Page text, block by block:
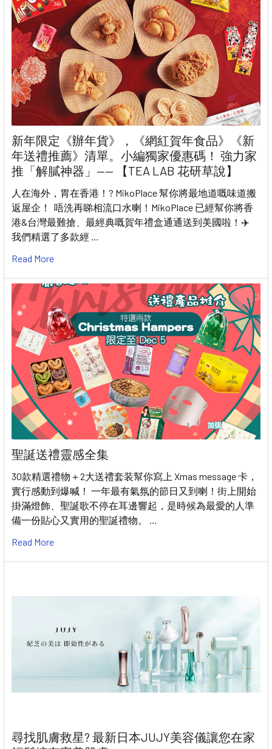
新年限定《辦年貨》，《網紅賀年食品》《新
年送禮推薦》清單。小編獨家優惠碼！ 強力家
推「解膩神器」—— 【TEA LAB 花研草說】
人在海外，胃在香港！? MikoPlace 幫你將最地道嘅味道搬
返屋企！ 唔洗再睇相流口水喇！MikoPlace 已經幫你將香
港&台灣最難搶、最經典嘅賀年禮盒通通送到美國啦！✈️
我們精選了多款經 …
Read More
聖誕送禮靈感全集
30款精選禮物＋2大送禮套装幫你寫上 Xmas message 卡，
實行感動到爆喊！ 一年最有氣氛的節日又到喇！街上開始
掛滿燈飾、聖誕歌不停在耳邊響起，是時候為最愛的人準
備一份貼心又實用的聖誕禮物。 …
Read More
尋找肌膚救星? 最新日本JUJY美容儀讓您在家